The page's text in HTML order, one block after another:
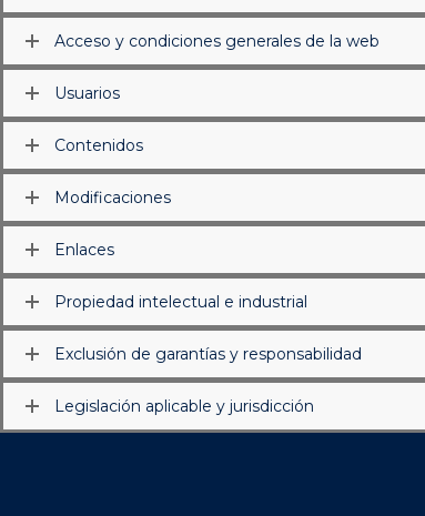
Acceso y condiciones generales de la web
Usuarios
Contenidos
Modificaciones
Enlaces
Propiedad intelectual e industrial
Exclusión de garantías y responsabilidad
Legislación aplicable y jurisdicción